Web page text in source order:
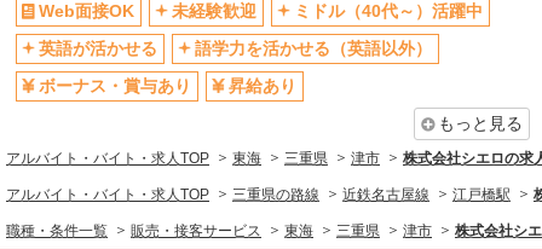
Web面接OK
未経験歓迎
ミドル（40代～）活躍中
英語が活かせる
語学力を活かせる（英語以外）
ボーナス・賞与あり
昇給あり
もっと見る
アルバイト・バイト・求人TOP 東海 三重県 津市 株式会社シエロの求
アルバイト・バイト・求人TOP 三重県の路線 近鉄名古屋線 江戸橋駅
職種・条件一覧 販売・接客サービス 東海 三重県 津市 株式会社シ